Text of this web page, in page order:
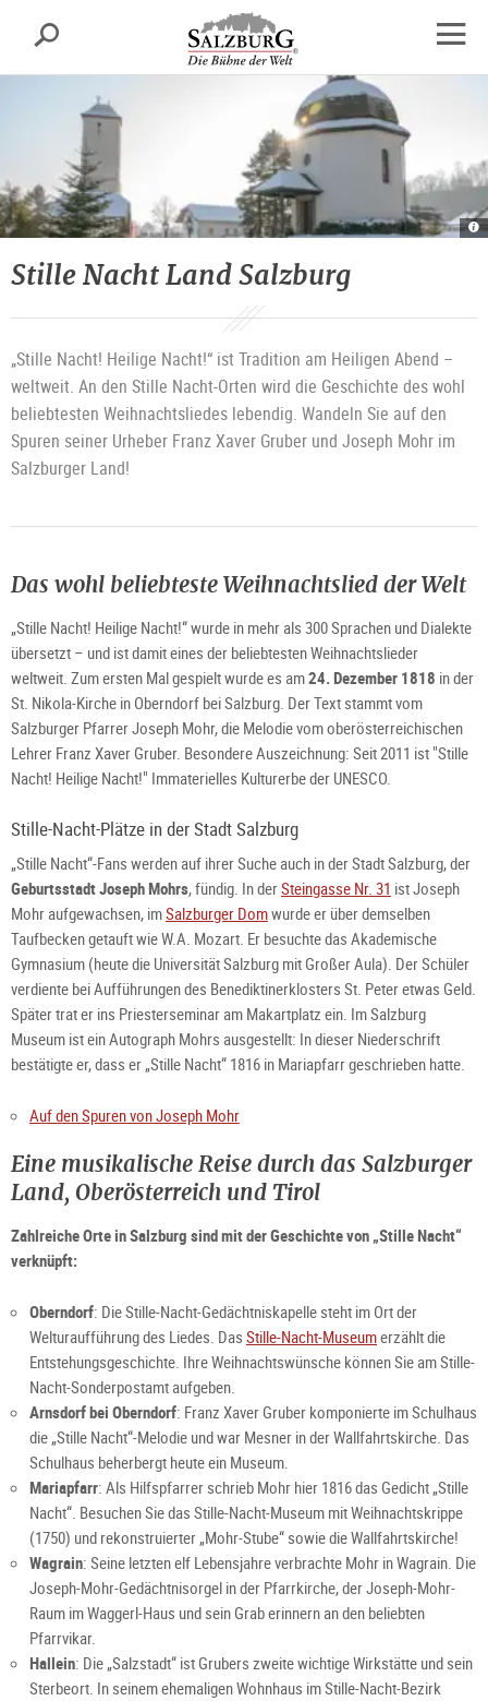
sr.skipnav.Zum
Inhalt
springen
sr.skipnav.Zum
Hauptmenü
springen
sr.skipnav.Zu
den
Kontaktinformationen
Suche
Stille Nacht Land Salzburg
„Stille Nacht! Heilige Nacht!“ ist Tradition am Heiligen Abend –
weltweit. An den Stille Nacht-Orten wird die Geschichte des wohl
beliebtesten Weihnachtsliedes lebendig. Wandeln Sie auf den
Spuren seiner Urheber Franz Xaver Gruber und Joseph Mohr im
Salzburger Land!
Das wohl beliebteste Weihnachtslied der Welt
„Stille Nacht! Heilige Nacht!“ wurde in mehr als 300 Sprachen und Dialekte
übersetzt – und ist damit eines der beliebtesten Weihnachtslieder
weltweit. Zum ersten Mal gespielt wurde es am24. Dezember 1818 in der
St. Nikola-Kirche in Oberndorf bei Salzburg. Der Text stammt vom
Salzburger Pfarrer Joseph Mohr, die Melodie vom oberösterreichischen
Lehrer Franz Xaver Gruber. Besondere Auszeichnung: Seit 2011 ist "Stille
Nacht! Heilige Nacht!" Immaterielles Kulturerbe der UNESCO.
Stille-Nacht-Plätze in der Stadt Salzburg
„Stille Nacht“-Fans werden auf ihrer Suche auch in der Stadt Salzburg, der
Geburtsstadt Joseph Mohrs, fündig. In derSteingasse Nr. 31 ist Joseph
Mohr aufgewachsen, imSalzburger Domwurde er über demselben
Taufbecken getauft wie W.A. Mozart. Er besuchte das Akademische
Gymnasium (heute die Universität Salzburg mit Großer Aula). Der Schüler
verdiente bei Aufführungen des Benediktinerklosters St. Peter etwas Geld.
Später trat er ins Priesterseminar am Makartplatz ein. Im Salzburg
Museum ist ein Autograph Mohrs ausgestellt: In dieser Niederschrift
bestätigte er, dass er „Stille Nacht“ 1816 in Mariapfarr geschrieben hatte.
Auf den Spuren von Joseph Mohr
Eine musikalische Reise durch das Salzburger
Land, Oberösterreich und Tirol
Zahlreiche Orte in Salzburg sind mit der Geschichte von „Stille Nacht“
verknüpft:
Oberndorf: Die Stille-Nacht-Gedächtniskapelle steht im Ort der
Welturaufführung des Liedes. Das Stille-Nacht-Museumerzählt die
Entstehungsgeschichte. Ihre Weihnachtswünsche können Sie am Stille-
Nacht-Sonderpostamt aufgeben.
Arnsdorf bei Oberndorf: Franz Xaver Gruber komponierte im Schulhaus
die „Stille Nacht“-Melodie und war Mesner in der Wallfahrtskirche. Das
Schulhaus beherbergt heute ein Museum.
Mariapfarr: Als Hilfspfarrer schrieb Mohr hier 1816 das Gedicht „Stille
Nacht“. Besuchen Sie das Stille-Nacht-Museum mit Weihnachtskrippe
(1750) und rekonstruierter „Mohr-Stube“ sowie die Wallfahrtskirche!
Wagrain: Seine letzten elf Lebensjahre verbrachte Mohr in Wagrain. Die
Joseph-Mohr-Gedächtnisorgel in der Pfarrkirche, der Joseph-Mohr-
Raum im Waggerl-Haus und sein Grab erinnern an den beliebten
Pfarrvikar.
Hallein: Die „Salzstadt“ ist Grubers zweite wichtige Wirkstätte und sein
Sterbeort. In seinem ehemaligen Wohnhaus im Stille-Nacht-Bezirk